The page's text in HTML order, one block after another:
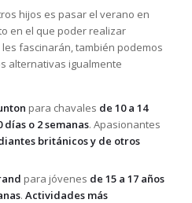
hijos es pasar el verano en
en el que poder realizar
fascinarán, también podemos
alternativas igualmente
para chavales de 10 a 14
días o 2 semanas. Apasionantes
británicos y de otros
para jóvenes de 15 a 17 años
. Actividades más